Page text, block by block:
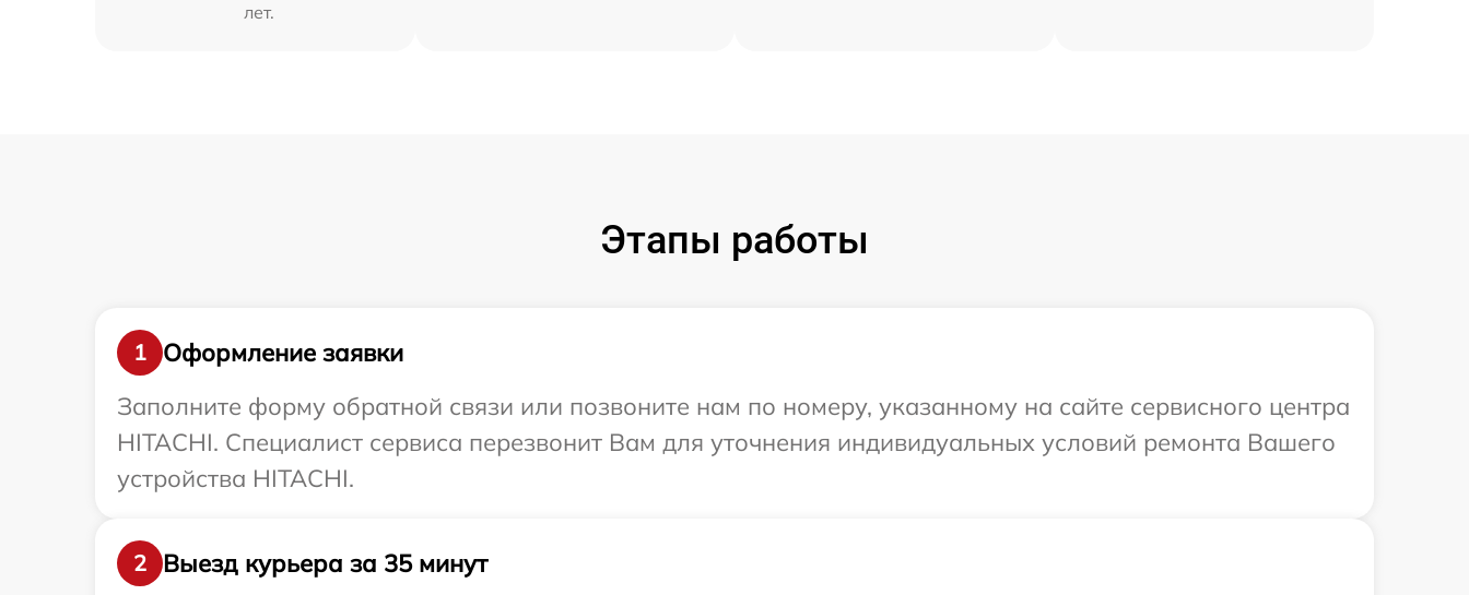
лет.
Этапы работы
1
Оформление заявки
Заполните форму обратной связи или позвоните нам по номеру, указанному на сайте сервисного центра
HITACHI. Специалист сервиса перезвонит Вам для уточнения индивидуальных условий ремонта Вашего
устройства HITACHI.
2
Выезд курьера за 35 минут